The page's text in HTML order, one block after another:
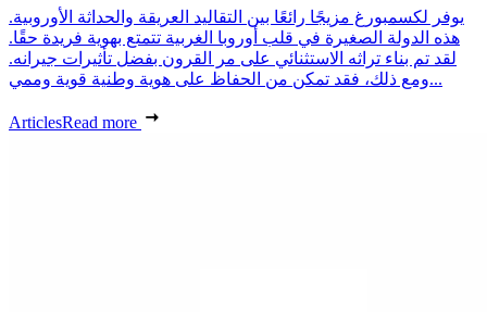
يوفر لكسمبورغ مزيجًا رائعًا بين التقاليد العريقة والحداثة الأوروبية.
هذه الدولة الصغيرة في قلب أوروبا الغربية تتمتع بهوية فريدة حقًا.
لقد تم بناء تراثه الاستثنائي على مر القرون بفضل تأثيرات جيرانه.
ومع ذلك، فقد تمكن من الحفاظ على هوية وطنية قوية وممي...
ArticlesRead more